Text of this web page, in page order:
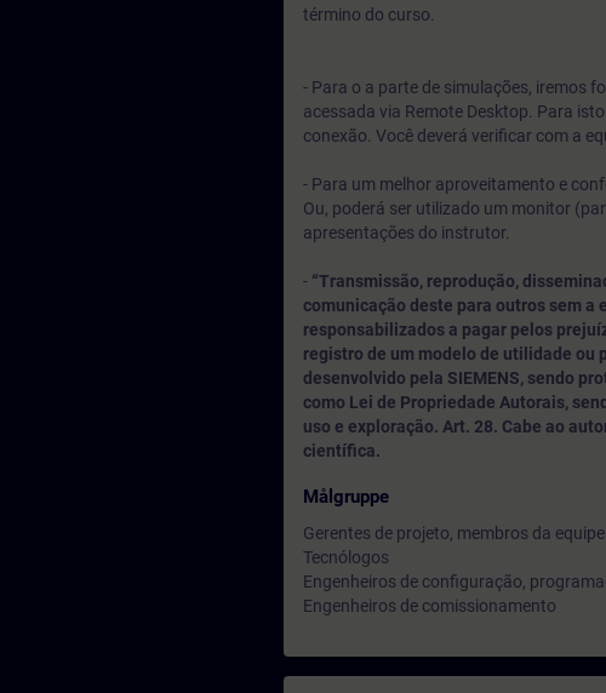
término do curso.
- Para o a parte de simulações, iremos
acessada via Remote Desktop. Para
conexão. Você deverá verificar com a
- Para um melhor aproveitamento e
Ou, poderá ser utilizado um monitor
apresentações do instrutor.
- “Transmissão, reprodução,
comunicação deste para outros sem a
responsabilizados a pagar pelos
registro de um modelo de utilidade ou
desenvolvido pela SIEMENS, sendo
como Lei de Propriedade Autorais,
uso e exploração. Art. 28. Cabe ao
científica.
Målgruppe
Gerentes de projeto, membros da
Tecnólogos
Engenheiros de configuração,
Engenheiros de comissionamento